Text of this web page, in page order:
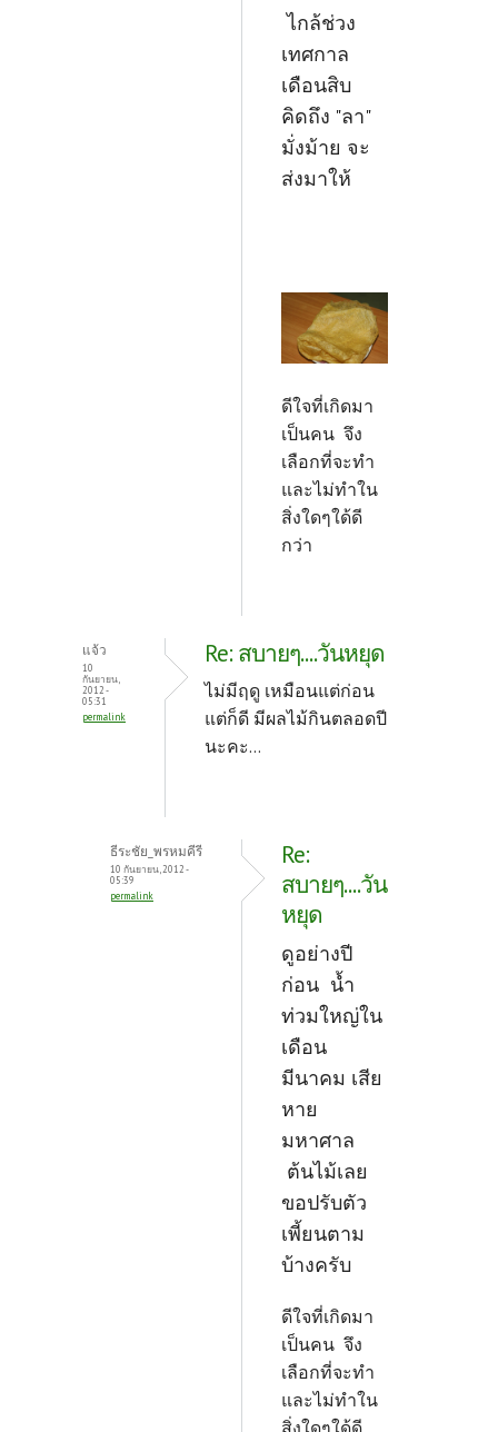
ไกล้ช่วง
เทศกาล
เดือนสิบ
คิดถึง "ลา"
มั่งม้าย จะ
ส่งมาให้
ดีใจที่เกิดมา
เป็นคน จึง
เลือกที่จะทำ
และไม่ทำใน
สิ่งใดๆใด้ดี
กว่า
แจ้ว
10
กันยายน,
2012 -
05:31
permalink
Re: สบายๆ....วันหยุด
ไม่มีฤดู เหมือนแต่ก่อน
แต่ก็ดี มีผลไม้กินตลอดปี
นะคะ...
ธีระชัย_พรหมคีรี
10 กันยายน, 2012 -
05:39
permalink
Re:
สบายๆ....วัน
หยุด
ดูอย่างปี
ก่อน น้ำ
ท่วมใหญ่ใน
เดือน
มีนาคม เสีย
หาย
มหาศาล
ต้นไม้เลย
ขอปรับตัว
เพี้ยนตาม
บ้างครับ
ดีใจที่เกิดมา
เป็นคน จึง
เลือกที่จะทำ
และไม่ทำใน
สิ่งใดๆใด้ดี